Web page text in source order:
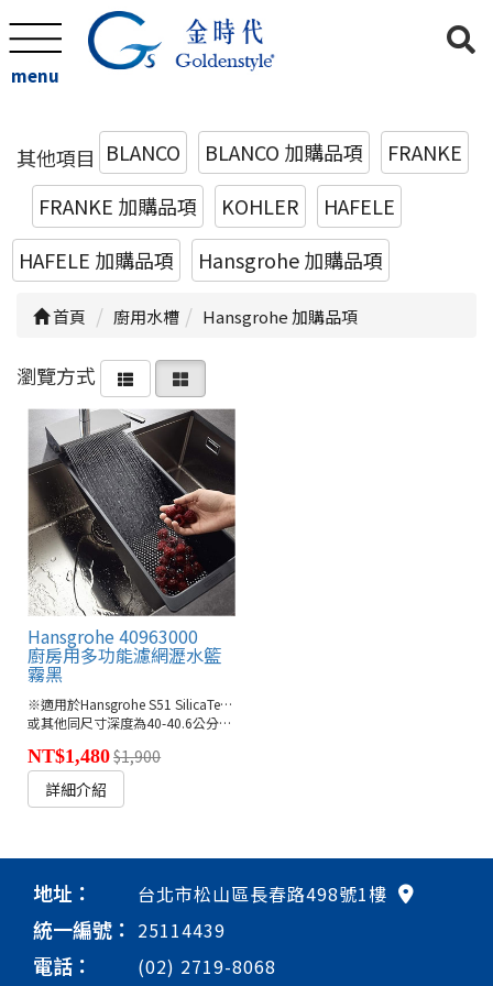
menu
其他項目 BLANCO BLANCO 加購品項
FRANKE
FRANKE 加購品項
KOHLER
HAFELE
HAFELE 加購品項
Hansgrohe 加購品項
首頁 廚用水槽 Hansgrohe 加購品項
瀏覽方式
Hansgrohe 40963000
廚房用多功能濾網瀝水籃
霧黑
※適用於Hansgrohe S51 SilicaTec、S71水槽
或其他同尺寸深度為40-40.6公分的廚房水槽
NT$1,480$1,900
詳細介紹
地址： 台北市松山區長春路498號1樓
統一編號： 25114439
電話： (02) 2719-8068